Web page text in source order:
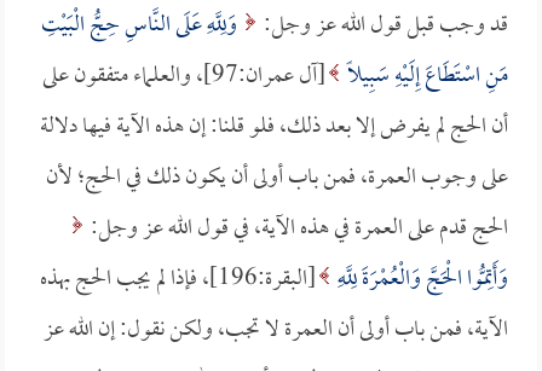
قد وجب قبل قول الله عز وجل:
وَلِلَّهِ عَلَى النَّاسِ حِجُّ الْبَيْتِ
مَنِ اسْتَطَاعَ إِلَيْهِ سَبِيلًا
[آل عمران:97]، والعلماء متفقون على
أن الحج لم يفرض إلا بعد ذلك، فلو قلنا: إن هذه الآية فيها دلالة
على وجوب العمرة، فمن باب أولى أن يكون ذلك في الحج؛ لأن
الحج قدم على العمرة في هذه الآية، في قول الله عز وجل:
وَأَتِمُّوا الْحَجَّ وَالْعُمْرَةَ لِلَّهِ
[البقرة:196]، فإذا لم يجب الحج بهذه
الآية، فمن باب أولى أن العمرة لا تجب، ولكن نقول: إن الله عز